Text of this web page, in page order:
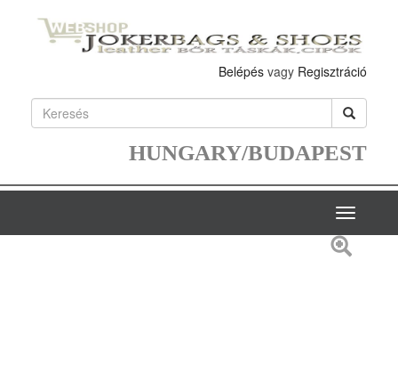
Belépés vagy Regisztráció
HUNGARY/BUDAPEST
Toggle